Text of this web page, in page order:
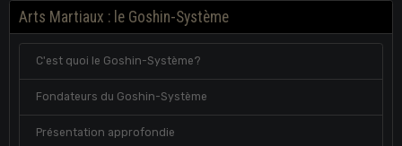
Arts Martiaux : le Goshin-Système
C'est quoi le Goshin-Système?
Fondateurs du Goshin-Système
Présentation approfondie